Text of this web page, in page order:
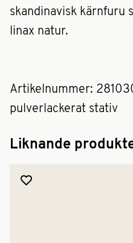
skandinavisk kärnfuru
linax natur.
Artikelnummer:
pulverlackerat stativ
Liknande
Lägg till produkt i favoriter